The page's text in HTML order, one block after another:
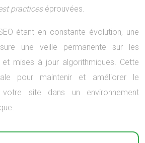
practices éprouvées.
étant en constante évolution, une
une veille permanente sur les
et mises à jour algorithmiques. Cette
pour maintenir et améliorer le
votre site dans un environnement